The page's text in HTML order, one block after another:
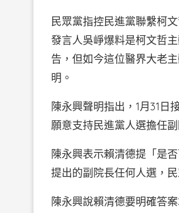
民眾黨指控民進黨聯繫柯
發言人吳崢爆料是柯文哲
告，但如今這位醫界大老
明。
陳永興聲明指出，1月31
願意支持民進黨人選擔任
陳永興表示賴清德提「是
提出的副院長任何人選，民
陳永興說賴清德要明確答